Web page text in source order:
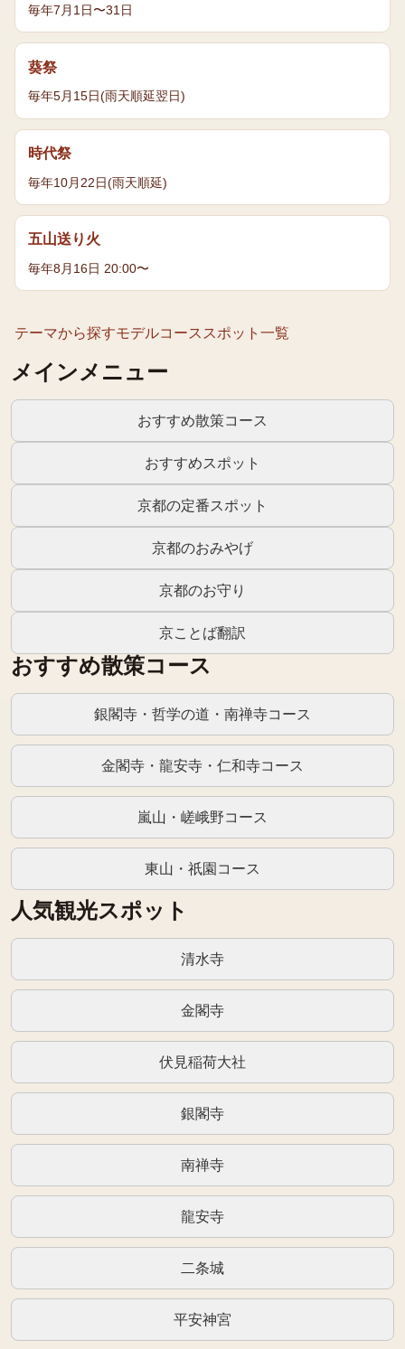
メインメニュー
おすすめ散策コース
おすすめスポット
京都の定番スポット
京都のおみやげ
京都のお守り
京ことば翻訳
おすすめ散策コース
銀閣寺・哲学の道・南禅寺コース
金閣寺・龍安寺・仁和寺コース
嵐山・嵯峨野コース
東山・祇園コース
人気観光スポット
清水寺
金閣寺
伏見稲荷大社
銀閣寺
南禅寺
龍安寺
二条城
平安神宮
毎年7月1日〜31日
葵祭
毎年5月15日(雨天順延翌日)
時代祭
毎年10月22日(雨天順延)
五山送り火
毎年8月16日 20:00〜
テーマから探すモデルコース スポット一覧